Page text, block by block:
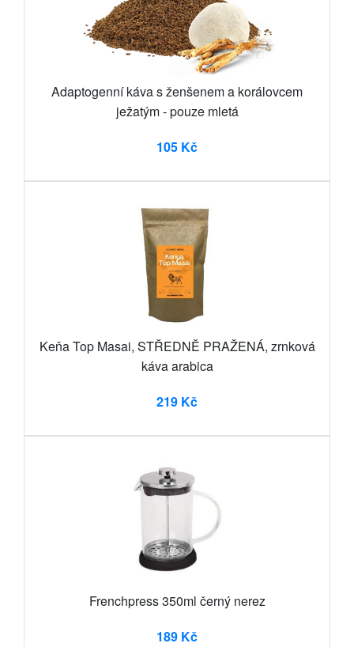
Adaptogenní káva s ženšenem a korálovcem
ježatým - pouze mletá
105 Kč
Keňa Top Masai, STŘEDNĚ PRAŽENÁ, zrnková
káva arabica
219 Kč
Frenchpress 350ml černý nerez
189 Kč